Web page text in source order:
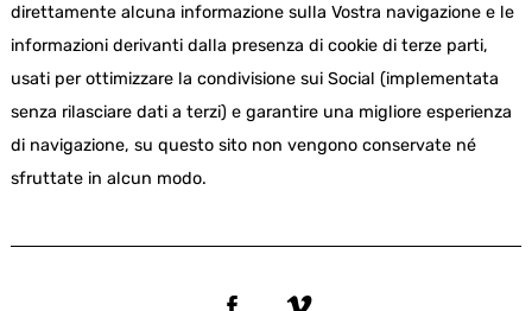
direttamente alcuna informazione sulla Vostra navigazione e le
informazioni derivanti dalla presenza di cookie di terze parti,
usati per ottimizzare la condivisione sui Social (implementata
senza rilasciare dati a terzi) e garantire una migliore esperienza
di navigazione, su questo sito non vengono conservate né
sfruttate in alcun modo.